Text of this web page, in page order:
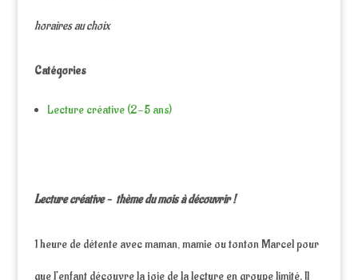
horaires au choix
Catégories
Lecture créative (2-5 ans)
Lecture créative – thème du mois à découvrir !
1 heure de détente avec maman, mamie ou tonton Marcel pour
que l’enfant découvre la joie de la lecture en groupe limité. Il